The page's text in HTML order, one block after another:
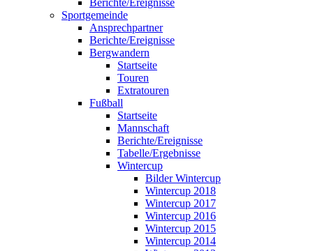
Sportgemeinde
Ansprechpartner
Berichte/Ereignisse
Bergwandern
Startseite
Touren
Extratouren
Fußball
Startseite
Mannschaft
Berichte/Ereignisse
Tabelle/Ergebnisse
Wintercup
Bilder Wintercup
Wintercup 2018
Wintercup 2017
Wintercup 2016
Wintercup 2015
Wintercup 2014